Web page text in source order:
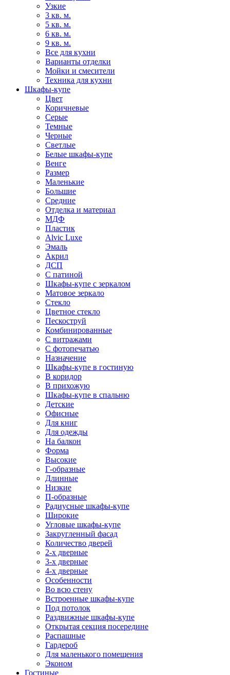
Узкие
3 кв. м.
5 кв. м.
6 кв. м.
9 кв. м.
Все для кухни
Варианты отделки
Мойки и смесители
Техника для кухни
Шкафы-купе
Цвет
Коричневые
Серые
Темные
Черные
Светлые
Белые шкафы-купе
Венге
Размер
Маленькие
Большие
Средние
Отделка и материал
МДФ
Пластик
Alvic Luxe
Эмаль
Акрил
ДСП
С патиной
Шкафы-купе с зеркалом
Матовое зеркало
Стекло
Цветное стекло
Пескоструй
Комбинированные
С витражами
С фотопечатью
Назначение
Шкафы-купе в гостиную
В коридор
В прихожую
Шкафы-купе в спальню
Детские
Офисные
Для книг
Для одежды
На балкон
Форма
Высокие
Г-образные
Длинные
Низкие
П-образные
Радиусные шкафы-купе
Широкие
Угловые шкафы-купе
Закругленный фасад
Количество дверей
2-х дверные
3-х дверные
4-х дверные
Особенности
Во всю стену
Встроенные шкафы-купе
Под потолок
Раздвижные шкафы-купе
Открытая секция посередине
Распашные
Гардероб
Для маленького помещения
Эконом
Гостиные